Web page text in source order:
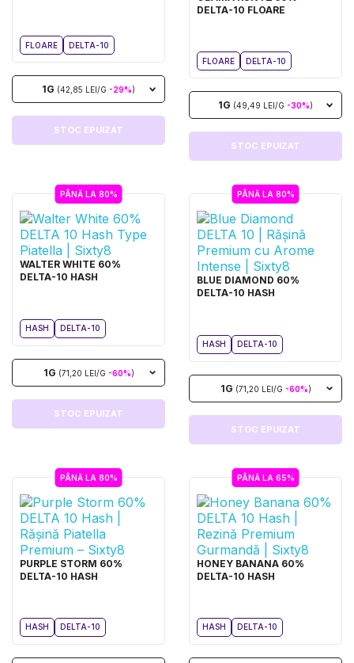
FLOARE DELTA-10
1G (42,85 LEI/G -29%)
STOC EPUIZAT
DELTA-10 FLOARE
FLOARE DELTA-10
1G (49,49 LEI/G -30%)
STOC EPUIZAT
PÂNĂ LA 80%
WALTER WHITE 60%
DELTA-10 HASH
HASH DELTA-10
1G (71,20 LEI/G -60%)
STOC EPUIZAT
PÂNĂ LA 80%
BLUE DIAMOND 60%
DELTA-10 HASH
HASH DELTA-10
1G (71,20 LEI/G -60%)
STOC EPUIZAT
PÂNĂ LA 80%
PURPLE STORM 60%
DELTA-10 HASH
HASH DELTA-10
PÂNĂ LA 65%
HONEY BANANA 60%
DELTA-10 HASH
HASH DELTA-10